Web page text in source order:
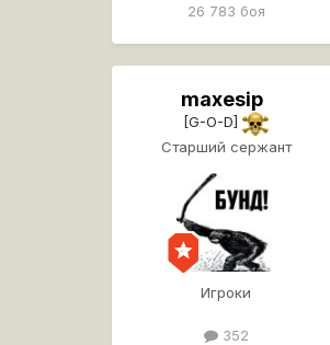
26 783 боя
maxesip
[G-O-D]
Старший сержант
Игроки
352